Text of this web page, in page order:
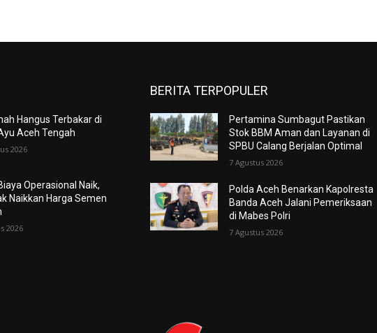
Hangus Terbakar di
Aceh Tengah
2026
Operasional Naik,
Naikkan Harga Semen
2026
BERITA TERPOPULER
Pertamina Sumbagut Pastikan
Stok BBM Aman dan Layanan di
SPBU Calang Berjalan Optimal
7 Agustus 2026
Polda Aceh Benarkan Kapolresta
Banda Aceh Jalani Pemeriksaan
di Mabes Polri
7 Agustus 2026